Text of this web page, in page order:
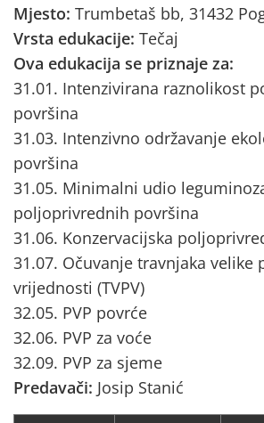
Mjesto: Trumbetaš bb, 31432
Vrsta edukacije: Tečaj
Ova edukacija se priznaje za:
31.01. Intenzivirana raznolikost
površina
31.03. Intenzivno održavanje
površina
31.05. Minimalni udio
poljoprivrednih površina
31.06. Konzervacijska
31.07. Očuvanje travnjaka velike
vrijednosti (TVPV)
32.05. PVP povrće
32.06. PVP za voće
32.09. PVP za sjeme
Predavači: Josip Stanić